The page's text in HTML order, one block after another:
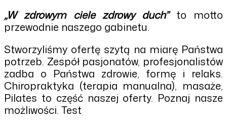
„W zdrowym ciele zdrowy duch”to motto
przewodnie naszego gabinetu.
Stworzyliśmy ofertę szytą na miarę Państwa
potrzeb. Zespół pasjonatów, profesjonalistów
zadba o Państwa zdrowie, formę i relaks.
Chiropraktyka (terapia manualna), masaże,
Pilates to część naszej oferty. Poznaj nasze
możliwości. Test